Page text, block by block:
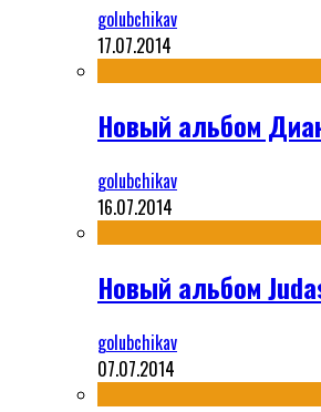
golubchikav
17.07.2014
Новый альбом
golubchikav
16.07.2014
Новый альбом
golubchikav
07.07.2014